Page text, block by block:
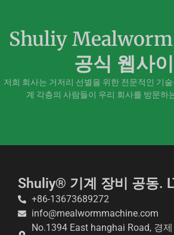
Shuliy
공식 웹사
저희 회사는 거저리 선별을 위한 전문적인 기
계 각층의 사람들이 우리 회사를 방문하
Shuliy® 기계 장비 공동.
+86-13673689272
info@mealwormmachine.com
No.1394 East hanghai Road, 경